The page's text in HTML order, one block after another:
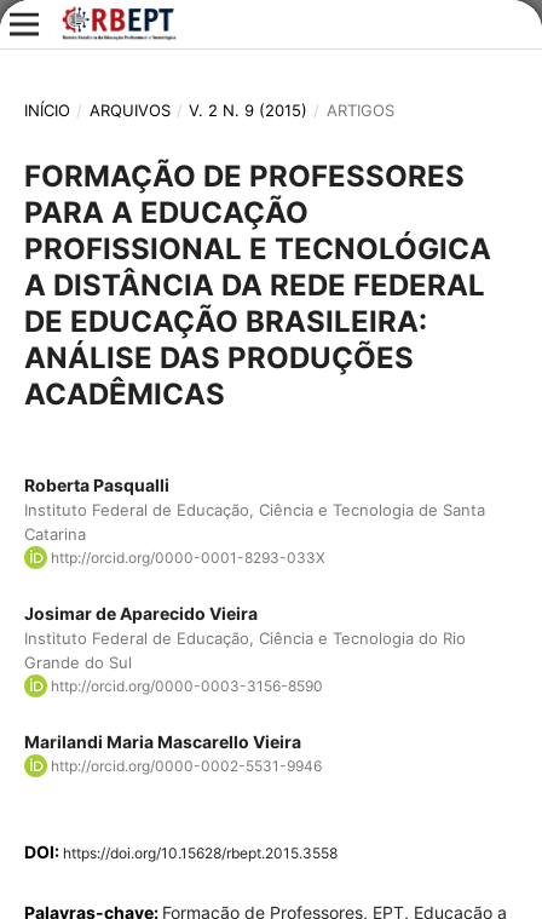
INÍCIO / ARQUIVOS / V. 2 N. 9 (2015) / ARTIGOS
FORMAÇÃO DE PROFESSORES
PARA A EDUCAÇÃO
PROFISSIONAL E TECNOLÓGICA
A DISTÂNCIA DA REDE FEDERAL
DE EDUCAÇÃO BRASILEIRA:
ANÁLISE DAS PRODUÇÕES
ACADÊMICAS
Roberta Pasqualli
Instituto Federal de Educação, Ciência e Tecnologia de Santa
Catarina
http://orcid.org/0000-0001-8293-033X
Josimar de Aparecido Vieira
Instituto Federal de Educação, Ciência e Tecnologia do Rio
Grande do Sul
http://orcid.org/0000-0003-3156-8590
Marilandi Maria Mascarello Vieira
http://orcid.org/0000-0002-5531-9946
DOI: https://doi.org/10.15628/rbept.2015.3558
Palavras-chave: Formação de Professores, EPT, Educação a